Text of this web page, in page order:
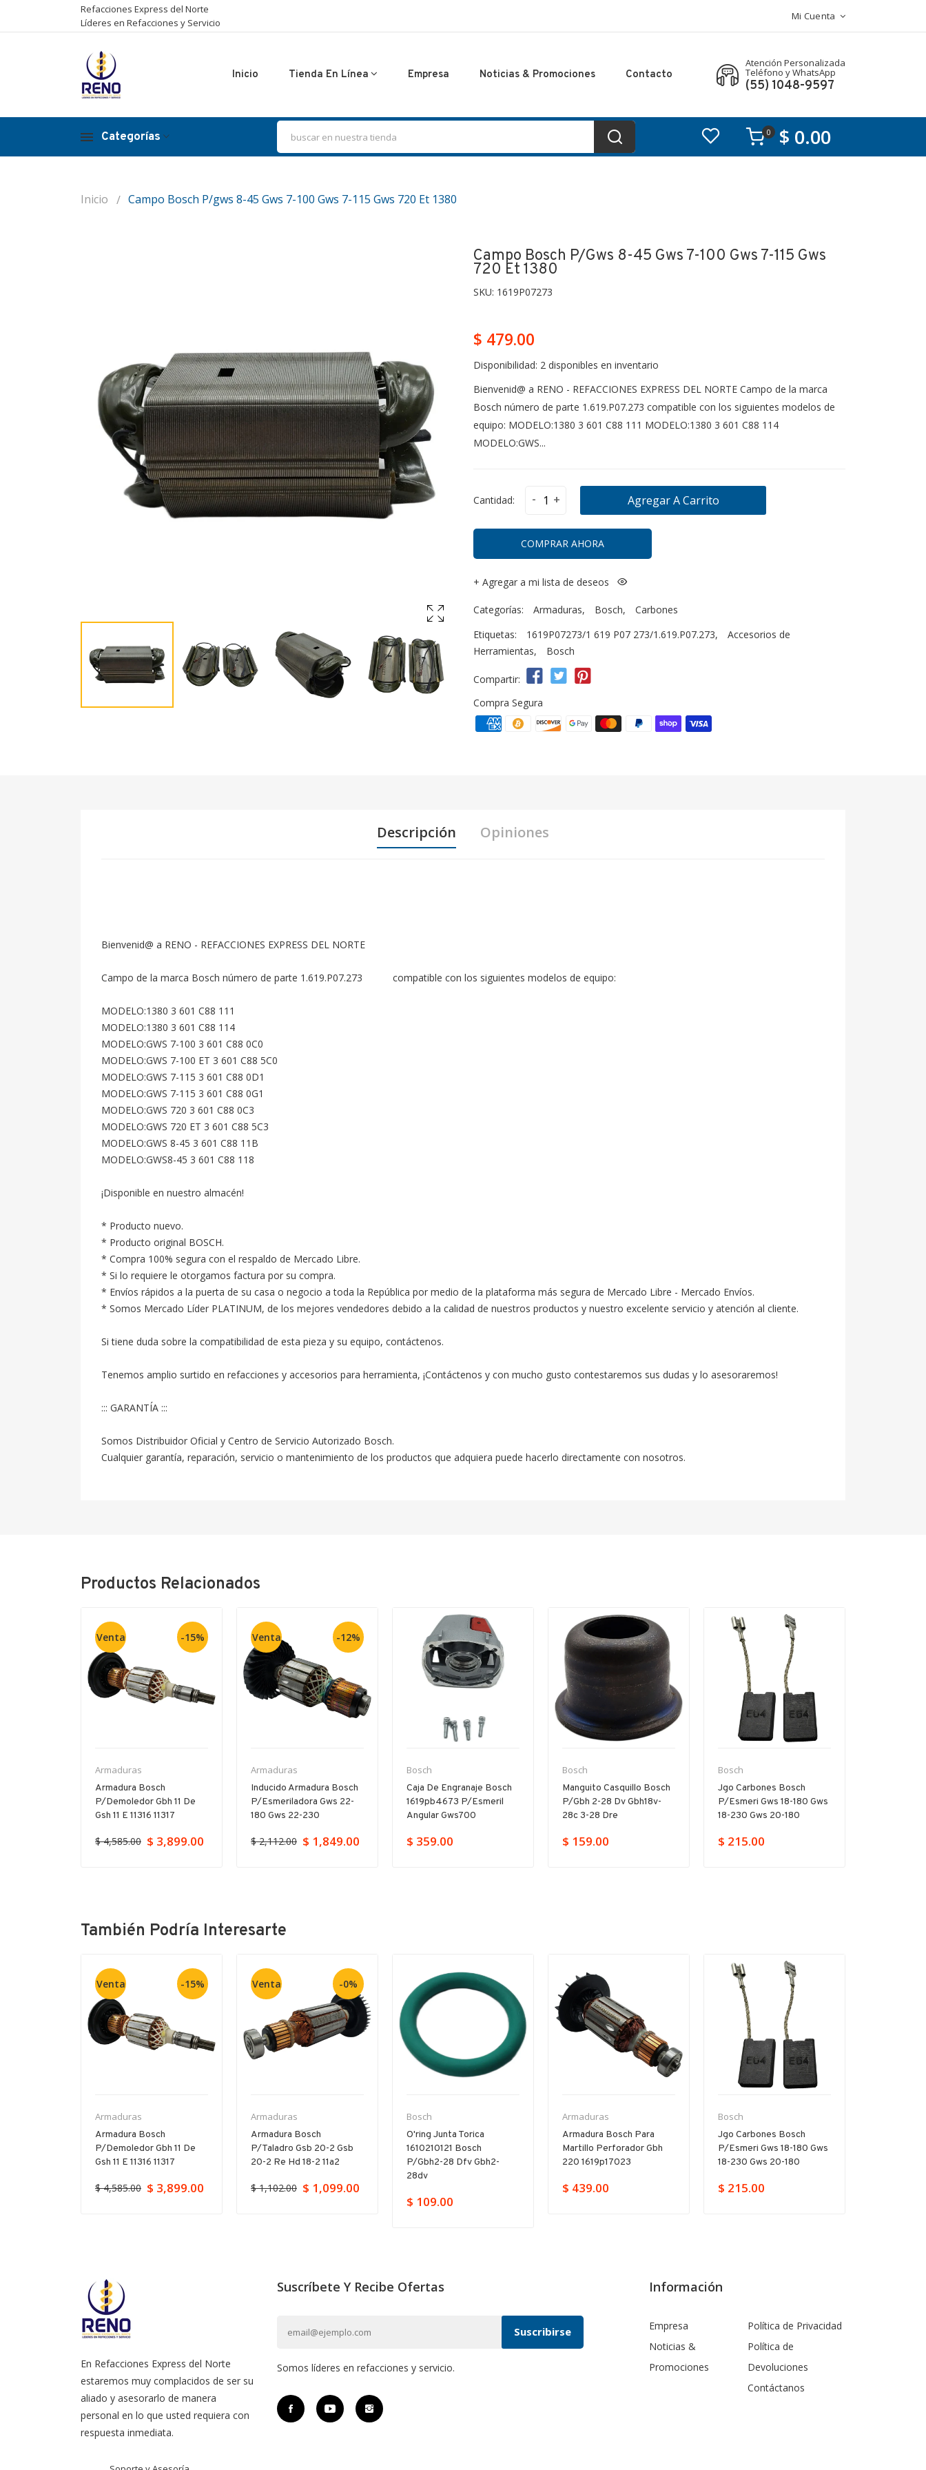
Refacciones Express del Norte
Líderes en Refacciones y Servicio
Mi Cuenta
Inicio Tienda En Línea Empresa Noticias & Promociones Contacto
Atención Personalizada
Teléfono y WhatsApp
(55) 1048-9597
Categorías $ 0.00
0
Inicio Campo Bosch P/gws 8-45 Gws 7-100 Gws 7-115 Gws 720 Et 1380
Campo Bosch P/gws 8-45 Gws 7-100 Gws 7-115 Gws
720 Et 1380
SKU: 1619P07273
$ 479.00
Disponibilidad: 2 disponibles en inventario
Bienvenid@ a RENO - REFACCIONES EXPRESS DEL NORTE Campo de la marca
Bosch número de parte 1.619.P07.273 compatible con los siguientes modelos de
equipo: MODELO:1380 3 601 C88 111 MODELO:1380 3 601 C88 114
MODELO:GWS...
Cantidad: - + Agregar A Carrito
COMPRAR AHORA
+ Agregar a mi lista de deseos
Categorías: Armaduras, Bosch,
Carbones
Etiquetas:
1619P07273/1 619 P07 273/1.619.P07.273,
Accesorios de
Herramientas, Bosch
Compartir:
Compra Segura
Descripción Opiniones
Bienvenid@ a RENO - REFACCIONES EXPRESS DEL NORTE
Campo de la marca Bosch número de parte 1.619.P07.273           compatible con los siguientes modelos de equipo:
MODELO:1380 3 601 C88 111
MODELO:1380 3 601 C88 114
MODELO:GWS 7-100 3 601 C88 0C0
MODELO:GWS 7-100 ET 3 601 C88 5C0
MODELO:GWS 7-115 3 601 C88 0D1
MODELO:GWS 7-115 3 601 C88 0G1
MODELO:GWS 720 3 601 C88 0C3
MODELO:GWS 720 ET 3 601 C88 5C3
MODELO:GWS 8-45 3 601 C88 11B
MODELO:GWS8-45 3 601 C88 118
¡Disponible en nuestro almacén!
* Producto nuevo.
* Producto original BOSCH.
* Compra 100% segura con el respaldo de Mercado Libre.
* Si lo requiere le otorgamos factura por su compra.
* Envíos rápidos a la puerta de su casa o negocio a toda la República por medio de la plataforma más segura de Mercado Libre - Mercado Envíos.
* Somos Mercado Líder PLATINUM, de los mejores vendedores debido a la calidad de nuestros productos y nuestro excelente servicio y atención al cliente.
Si tiene duda sobre la compatibilidad de esta pieza y su equipo, contáctenos.
Tenemos amplio surtido en refacciones y accesorios para herramienta, ¡Contáctenos y con mucho gusto contestaremos sus dudas y lo asesoraremos!
::: GARANTÍA :::
Somos Distribuidor Oficial y Centro de Servicio Autorizado Bosch.
Cualquier garantía, reparación, servicio o mantenimiento de los productos que adquiera puede hacerlo directamente con nosotros.
Productos Relacionados
Venta -15%
Armaduras
Armadura Bosch
P/demoledor Gbh 11 De
Gsh 11 E 11316 11317
$ 4,585.00 $ 3,899.00
Venta -12%
Armaduras
Inducido Armadura Bosch
P/esmeriladora Gws 22-
180 Gws 22-230
$ 2,112.00 $ 1,849.00
Bosch
Caja De Engranaje Bosch
1619pb4673 P/esmeril
Angular Gws700
$ 359.00
Bosch
Manguito Casquillo Bosch
P/gbh 2-28 Dv Gbh18v-
28c 3-28 Dre
$ 159.00
Bosch
Jgo Carbones Bosch
P/esmeri Gws 18-180 Gws
18-230 Gws 20-180
$ 215.00
También Podría Interesarte
Venta -15%
Armaduras
Armadura Bosch
P/demoledor Gbh 11 De
Gsh 11 E 11316 11317
$ 4,585.00 $ 3,899.00
Venta -0%
Armaduras
Armadura Bosch
P/taladro Gsb 20-2 Gsb
20-2 Re Hd 18-2 11a2
$ 1,102.00 $ 1,099.00
Bosch
O'ring Junta Torica
1610210121 Bosch
P/gbh2-28 Dfv Gbh2-
28dv
$ 109.00
Armaduras
Armadura Bosch Para
Martillo Perforador Gbh
220 1619p17023
$ 439.00
Bosch
Jgo Carbones Bosch
P/esmeri Gws 18-180 Gws
18-230 Gws 20-180
$ 215.00
En Refacciones Express del Norte
estaremos muy complacidos de ser su
aliado y asesorarlo de manera
personal en lo que usted requiera con
respuesta inmediata.
Suscríbete Y Recibe Ofertas
Somos líderes en refacciones y servicio.
Información
Empresa
Noticias &
Promociones
Política de Privacidad
Política de
Devoluciones
Contáctanos